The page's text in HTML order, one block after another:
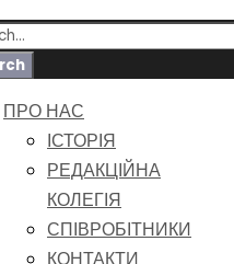
ПРО НАС
ІСТОРІЯ
РЕДАКЦІЙНА
КОЛЕГІЯ
СПІВРОБІТНИКИ